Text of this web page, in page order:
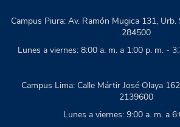
Campus Piura: Av. Ramón Mugica 131,
284500
Lunes a viernes: 8:00 a. m. a 1:00 p. m. -
Campus Lima: Calle Mártir José Olaya
2139600
Lunes a viernes: 9:00 a. m. a